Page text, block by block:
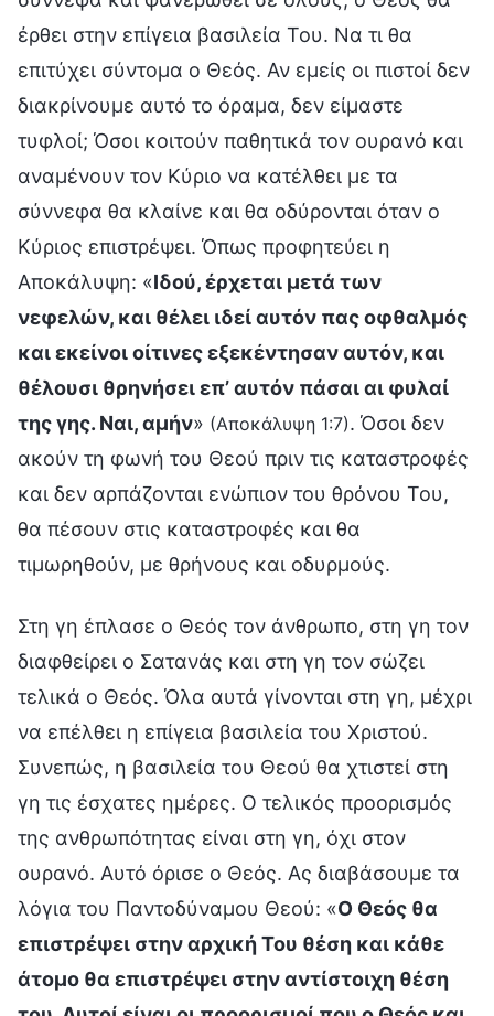
έρθει στην επίγεια βασιλεία Του. Να τι θα
επιτύχει σύντομα ο Θεός. Αν εμείς οι πιστοί δεν
διακρίνουμε αυτό το όραμα, δεν είμαστε
τυφλοί; Όσοι κοιτούν παθητικά τον ουρανό και
αναμένουν τον Κύριο να κατέλθει με τα
σύννεφα θα κλαίνε και θα οδύρονται όταν ο
Κύριος επιστρέψει. Όπως προφητεύει η
Αποκάλυψη: «Ιδού, έρχεται μετά των
νεφελών, και θέλει ιδεί αυτόν πας οφθαλμός
και εκείνοι οίτινες εξεκέντησαν αυτόν, και
θέλουσι θρηνήσει επ’ αυτόν πάσαι αι φυλαί
της γης. Ναι, αμήν» (Αποκάλυψη 1:7). Όσοι δεν
ακούν τη φωνή του Θεού πριν τις καταστροφές
και δεν αρπάζονται ενώπιον του θρόνου Του,
θα πέσουν στις καταστροφές και θα
τιμωρηθούν, με θρήνους και οδυρμούς.
Στη γη έπλασε ο Θεός τον άνθρωπο, στη γη τον
διαφθείρει ο Σατανάς και στη γη τον σώζει
τελικά ο Θεός. Όλα αυτά γίνονται στη γη, μέχρι
να επέλθει η επίγεια βασιλεία του Χριστού.
Συνεπώς, η βασιλεία του Θεού θα χτιστεί στη
γη τις έσχατες ημέρες. Ο τελικός προορισμός
της ανθρωπότητας είναι στη γη, όχι στον
ουρανό. Αυτό όρισε ο Θεός. Ας διαβάσουμε τα
λόγια του Παντοδύναμου Θεού: «Ο Θεός θα
επιστρέψει στην αρχική Του θέση και κάθε
άτομο θα επιστρέψει στην αντίστοιχη θέση